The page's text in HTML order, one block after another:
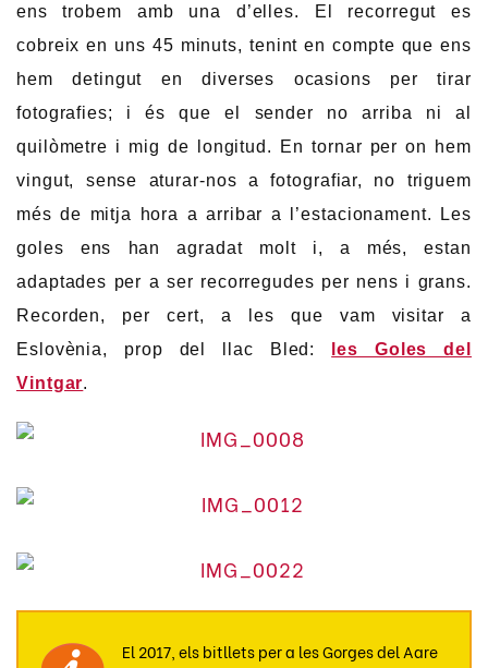
ens trobem amb una d’elles. El recorregut es
cobreix en uns 45 minuts, tenint en compte que ens
hem detingut en diverses ocasions per tirar
fotografies; i és que el sender no arriba ni al
quilòmetre i mig de longitud. En tornar per on hem
vingut, sense aturar-nos a fotografiar, no triguem
més de mitja hora a arribar a l’estacionament. Les
goles ens han agradat molt i, a més, estan
adaptades per a ser recorregudes per nens i grans.
Recorden, per cert, a les que vam visitar a
Eslovènia, prop del llac Bled:
les Goles del
Vintgar.
El 2017, els bitllets per a les Gorges del Aare